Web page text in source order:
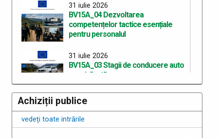
31 iulie 2026
BV15A_04 Dezvoltarea
competențelor tactice esențiale
pentru personalul
31 iulie 2026
BV15A_03 Stagii de conducere auto
specializată
30 iulie 2026
Anunț privind planificarea la evaluarea psihologică a
candidaților recrutați în vederea participării la
Achiziții publice
vedeți toate intrările